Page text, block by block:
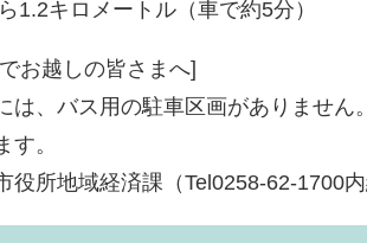
1.2キロメートル（車で約5分）
お越しの皆さまへ]
、バス用の駐車区画がありません
す。
所地域経済課（Tel0258-62-1700